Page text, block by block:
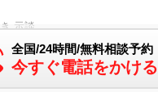
示談
済み
全国/24時間/無料相談予約
今すぐ電話をかける